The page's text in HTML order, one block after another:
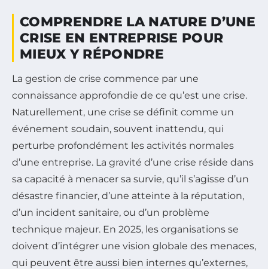
COMPRENDRE LA NATURE D’UNE
CRISE EN ENTREPRISE POUR
MIEUX Y RÉPONDRE
La gestion de crise commence par une
connaissance approfondie de ce qu’est une crise.
Naturellement, une crise se définit comme un
événement soudain, souvent inattendu, qui
perturbe profondément les activités normales
d’une entreprise. La gravité d’une crise réside dans
sa capacité à menacer sa survie, qu’il s’agisse d’un
désastre financier, d’une atteinte à la réputation,
d’un incident sanitaire, ou d’un problème
technique majeur. En 2025, les organisations se
doivent d’intégrer une vision globale des menaces,
qui peuvent être aussi bien internes qu’externes,